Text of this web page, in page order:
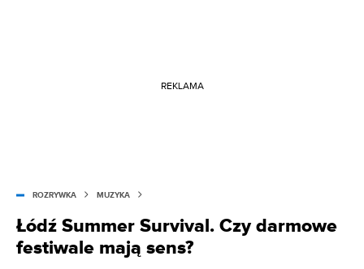
REKLAMA
ROZRYWKA MUZYKA
Łódź Summer Survival. Czy darmowe
festiwale mają sens?